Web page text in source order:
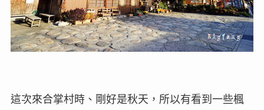
這次來合掌村時、剛好是秋天，所以有看到一些楓